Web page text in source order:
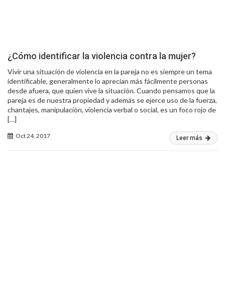
¿Cómo identificar la violencia contra la mujer?
Vivir una situación de violencia en la pareja no es siempre un tema
identificable, generalmente lo aprecian más fácilmente personas
desde afuera, que quien vive la situación. Cuando pensamos que la
pareja es de nuestra propiedad y además se ejerce uso de la fuerza,
chantajes, manipulación, violencia verbal o social, es un foco rojo de
[…]
Oct 24, 2017 Leer más